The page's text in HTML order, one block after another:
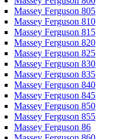
Massey Ferguson 805
Massey Ferguson 810
Massey Ferguson 815
Massey Ferguson 820
Massey Ferguson 825
Massey Ferguson 830
Massey Ferguson 835
Massey Ferguson 840
Massey Ferguson 845
Massey Ferguson 850
Massey Ferguson 855
Massey Ferguson 86